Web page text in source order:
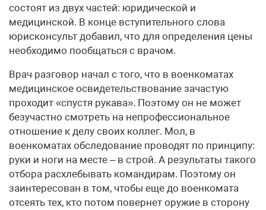
состоят из двух частей: юридической и
медицинской. В конце вступительного слова
юрисконсульт добавил, что для определения цены
необходимо пообщаться с врачом.
Врач разговор начал с того, что в военкоматах
медицинское освидетельствование зачастую
проходит «спустя рукава». Поэтому он не может
безучастно смотреть на непрофессиональное
отношение к делу своих коллег. Мол, в
военкоматах обследование проводят по принципу:
руки и ноги на месте – в строй. А результаты такого
отбора расхлебывать командирам. Поэтому он
заинтересован в том, чтобы еще до военкомата
отсеять тех, кто потом повернет оружие в сторону